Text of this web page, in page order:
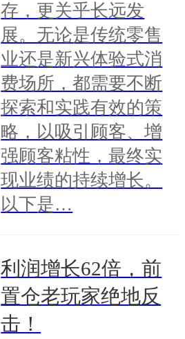
存，更关乎长远发
展。无论是传统零售
业还是新兴体验式消
费场所，都需要不断
探索和实践有效的策
略，以吸引顾客、增
强顾客粘性，最终实
现业绩的持续增长。
以下是…
利润增长62倍，前
置仓老玩家绝地反
击！